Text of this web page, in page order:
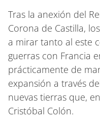
Tras la anexión del
Corona de Castilla,
a mirar tanto al este
guerras con Francia
prácticamente de
expansión a través
nuevas tierras que,
Cristóbal Colón.